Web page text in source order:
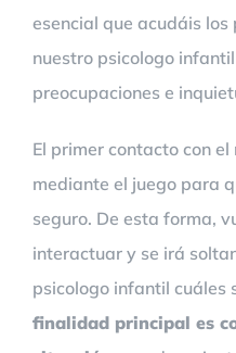
esencial que acudáis
nuestro psicologo
preocupaciones e
El primer contacto con
mediante el juego para
seguro. De esta forma,
interactuar y se irá
psicologo infantil cuáles
finalidad principal es